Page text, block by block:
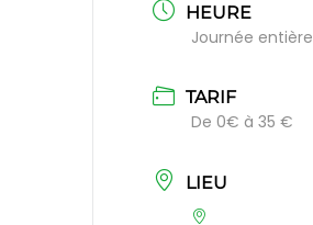
HEURE
Journée entière
TARIF
De 0€ à 35 €
LIEU